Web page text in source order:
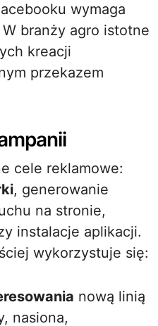
wymaga
branży agro istotne
kreacji
przekazem
cele reklamowe:
, generowanie
na stronie,
instalacje aplikacji.
wykorzystuje się:
nową linią
nasiona,